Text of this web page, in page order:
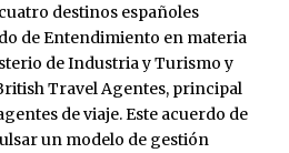
destinos españoles
de Entendimiento en materia
de Industria y Turismo y
Travel Agentes, principal
de viaje. Este acuerdo de
un modelo de gestión